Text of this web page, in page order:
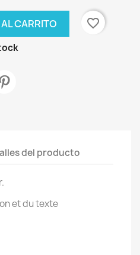
CARRITO
favorite_border
del producto
et du texte